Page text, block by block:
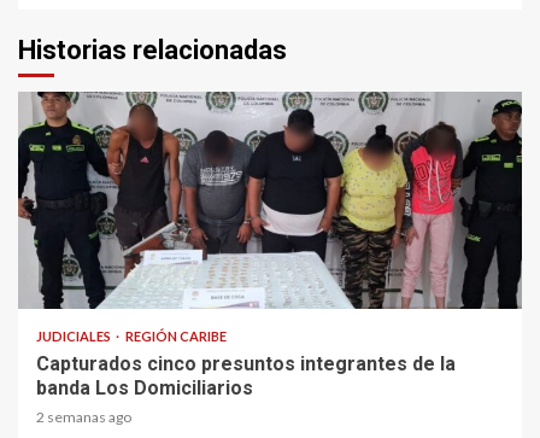
Historias relacionadas
1 min read
JUDICIALES REGIÓN CARIBE
Capturados cinco presuntos integrantes de la
banda Los Domiciliarios
2 semanas ago